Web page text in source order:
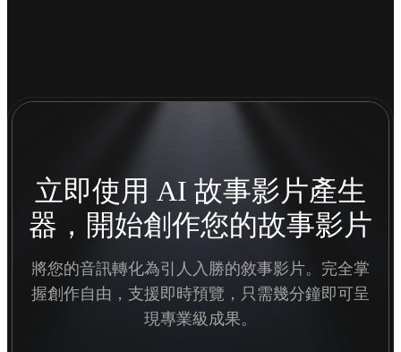
立即使用 AI 故事影片產生
器，開始創作您的故事影片
將您的音訊轉化為引人入勝的敘事影片。完全掌
握創作自由，支援即時預覽，只需幾分鐘即可呈
現專業級成果。